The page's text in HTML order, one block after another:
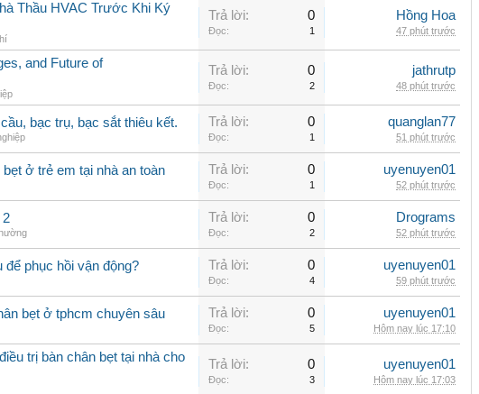
Thầu HVAC Trước Khi Ký
Trả lời: 0
Đọc: 1
Hồng Hoa
47 phút trước
and Future of
Trả lời: 0
Đọc: 2
jathrutp
48 phút trước
bạc trụ, bạc sắt thiêu kết. Trả lời: 0
Đọc: 1
quanglan77
51 phút trước
ở trẻ em tại nhà an toàn Trả lời: 0
Đọc: 1
uyenuyen01
52 phút trước
2 Trả lời: 0
Đọc: 2
Drograms
52 phút trước
phục hồi vận động? Trả lời: 0
Đọc: 4
uyenuyen01
59 phút trước
bẹt ở tphcm chuyên sâu Trả lời: 0
Đọc: 5
uyenuyen01
Hôm nay lúc 17:10
trị bàn chân bẹt tại nhà cho
Trả lời: 0
Đọc: 3
uyenuyen01
Hôm nay lúc 17:03